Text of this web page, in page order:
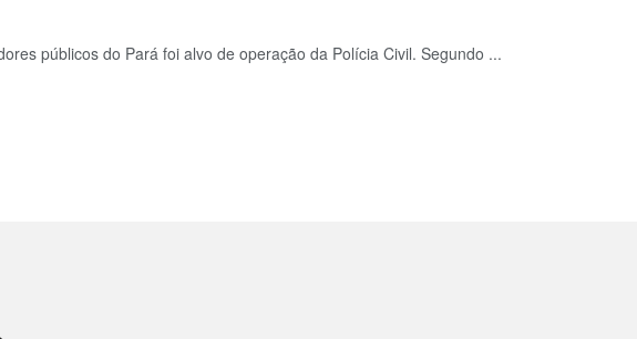
públicos do Pará foi alvo de operação da Polícia Civil. Segundo ...